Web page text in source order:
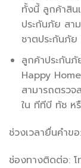
ทั้งนี้ ลูกค้าสิน
ประกันภัย สา
ชาตประกันภัย
ลูกค้าประกัน
Happy
สามารถตรวจ
ใน ทีทีบี ทัช ห
ช่วงเวลายื่นคำข
ช่องทางติดต่อ: โ